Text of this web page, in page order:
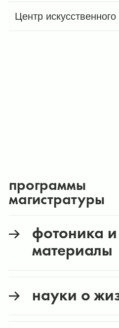
Центр
программы
магистратуры
фотоника
материалы
науки о